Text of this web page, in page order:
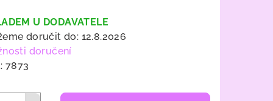
U DODAVATELE
doručit do: 12.8.2026
doručení
7873